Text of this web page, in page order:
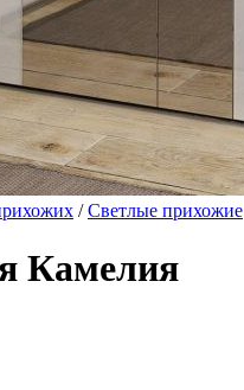
/Светлые прихожие
Камелия